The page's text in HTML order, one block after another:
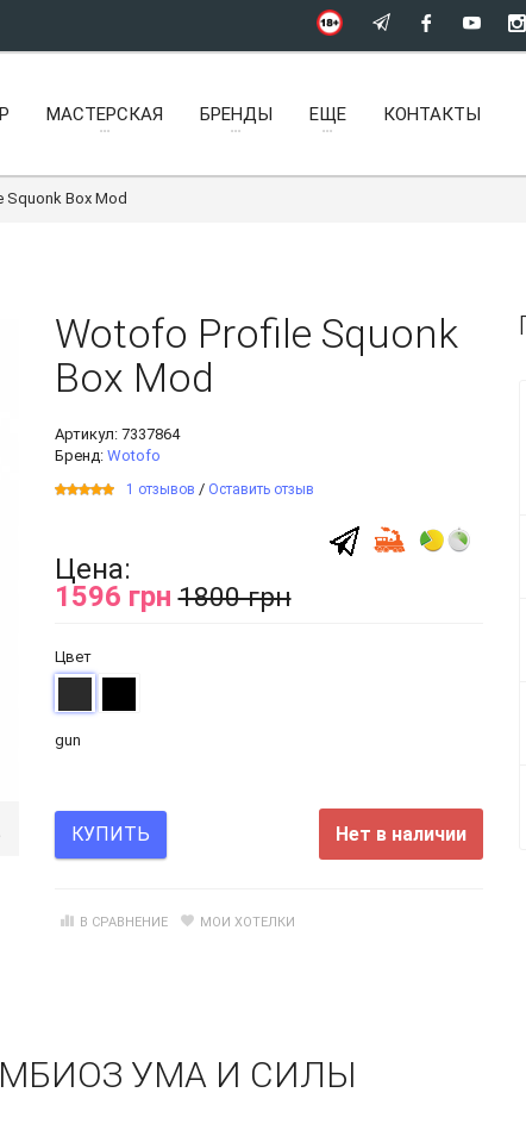
МАСТЕРСКАЯ БРЕНДЫ ЕЩЕ КОНТАКТЫ
Squonk Box Mod
Wotofo Profile Squonk
Box Mod
Артикул: 7337864
Бренд: Wotofo
1 отзывов / Оставить отзыв
Цена:
1596 грн 1800 грн
Цвет
gun
КУПИТЬ Нет в наличии
В СРАВНЕНИЕ МОИ ХОТЕЛКИ
УМА И СИЛЫ